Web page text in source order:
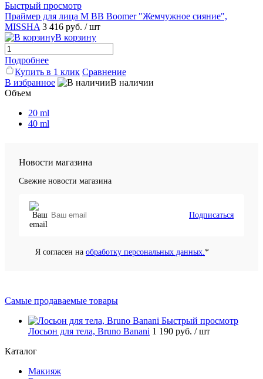
Быстрый просмотр
Праймер для лица M BB Boomer "Жемчужное сияние",
MISSHA 3 416 руб. / шт
В корзину
Подробнее
Купить в 1 клик Сравнение
В избранное
В наличии
Объем
20 ml
40 ml
Новости магазина
Свежие новости магазина
Подписаться
Я согласен на обработку персональных данных.*
Самые продаваемые товары
Быстрый просмотр
Лосьон для тела, Bruno Banani 1 190 руб. / шт
Каталог
Макияж